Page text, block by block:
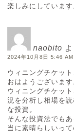
楽しみにしています
naobito
2024年10月8日 5:46 AM
ウィニングチケット
おはようございます
ウィニングチケッ
況を分析し相場を
な投資。
そんな投資法でも
当に素晴らしいって